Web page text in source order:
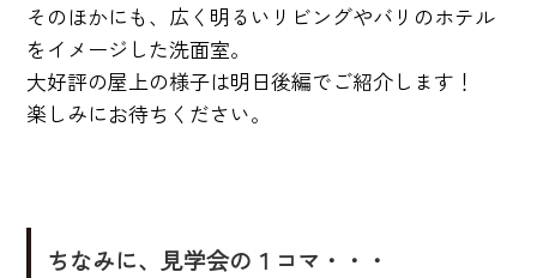
そのほかにも、広く明るいリビングやバリのホテル
をイメージした洗面室。
大好評の屋上の様子は明日後編でご紹介します！
楽しみにお待ちください。
ちなみに、見学会の１コマ・・・